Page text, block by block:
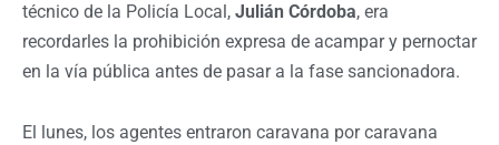
técnico de la Policía Local, Julián Córdoba, era
recordarles la prohibición expresa de acampar y pernoctar
en la vía pública antes de pasar a la fase sancionadora.
El lunes, los agentes entraron caravana por caravana